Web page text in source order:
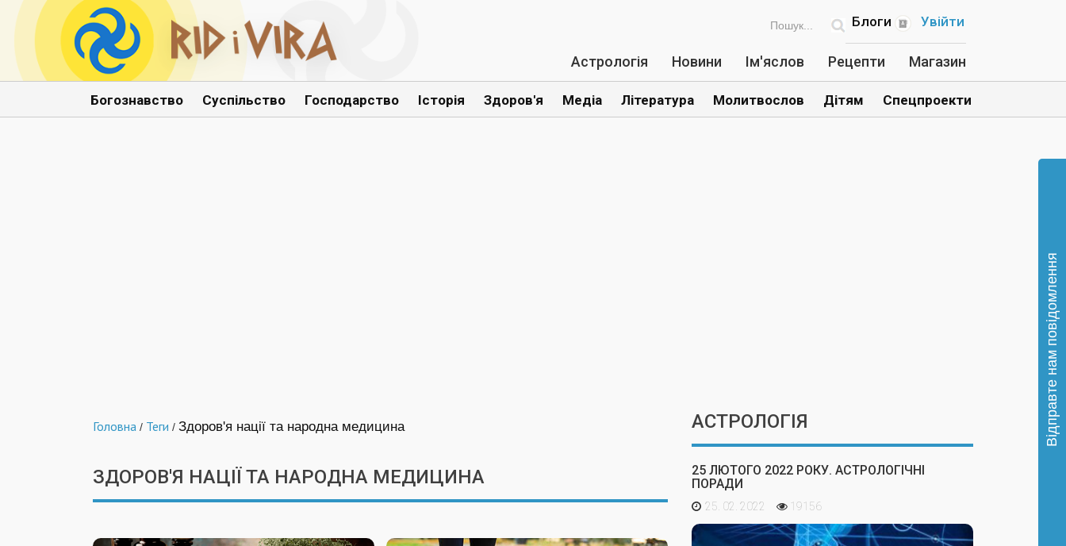
Увійти
Блоги
Астрологія Новини Ім'яслов Рецепти Магазин
Богознавство Суспільство Господарство Історія Здоров'я Медіа Література Молитвослов Дітям Спецпроекти
Головна / Теги / Здоров'я нації та народна медицина
ЗДОРОВ'Я НАЦІЇ ТА НАРОДНА МЕДИЦИНА
АСТРОЛОГІЯ
25 ЛЮТОГО 2022 РОКУ. АСТРОЛОГІЧНІ
ПОРАДИ
25. 02. 2022 19156
Відправте нам повідомлення